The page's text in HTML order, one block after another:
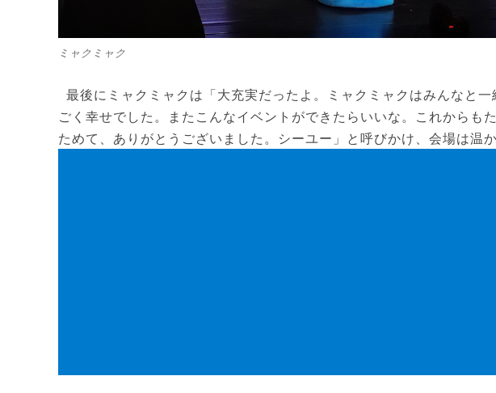
ミャクミャク
最後にミャクミャクは「大充実だったよ。ミャクミャクはみんなと
ごく幸せでした。またこんなイベントができたらいいな。これからも
ためて、ありがとうございました。シーユー」と呼びかけ、会場は温